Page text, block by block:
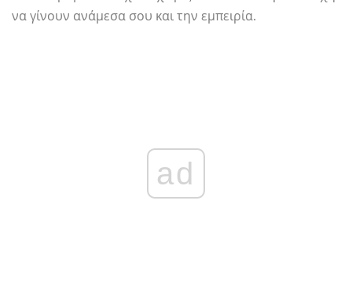
να γίνουν ανάμεσα σου και την εμπειρία.
ad